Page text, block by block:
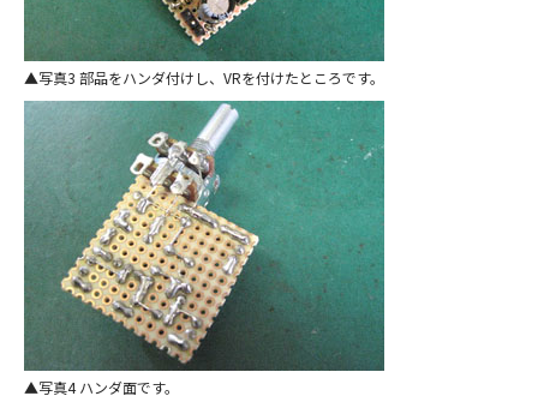
写真3 部品をハンダ付けし、VRを付けたところです。
写真4 ハンダ面です。